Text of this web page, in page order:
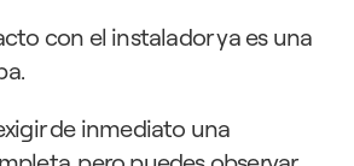
con el instalador ya es una
de inmediato una